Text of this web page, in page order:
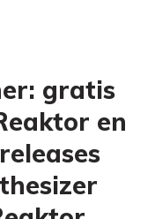
gratis
en